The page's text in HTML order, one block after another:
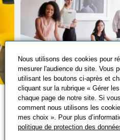
Les écoles
Nous utilisons des cookies pour
mesurer l'audience du site. Vous
utilisant les boutons ci-après et
cliquant sur la rubrique « Gérer
chaque page de notre site. Si
comment nous utilisons les
mes choix ». Pour plus
politique de protection des